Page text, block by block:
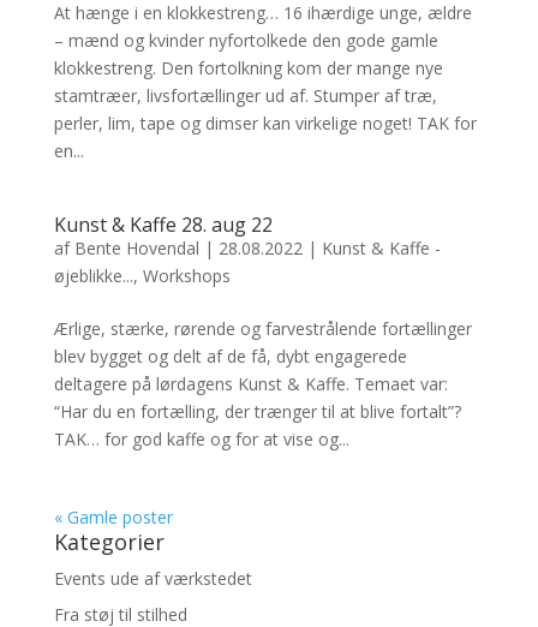
At hænge i en klokkestreng… 16 ihærdige unge, ældre
– mænd og kvinder nyfortolkede den gode gamle
klokkestreng. Den fortolkning kom der mange nye
stamtræer, livsfortællinger ud af. Stumper af træ,
perler, lim, tape og dimser kan virkelige noget! TAK for
en...
Kunst & Kaffe 28. aug 22
af Bente Hovendal | 28.08.2022| Kunst & Kaffe -
øjeblikke..., Workshops
Ærlige, stærke, rørende og farvestrålende fortællinger
blev bygget og delt af de få, dybt engagerede
deltagere på lørdagens Kunst & Kaffe. Temaet var:
“Har du en fortælling, der trænger til at blive fortalt”?
TAK… for god kaffe og for at vise og...
« Gamle poster
Kategorier
Events ude af værkstedet
Fra støj til stilhed